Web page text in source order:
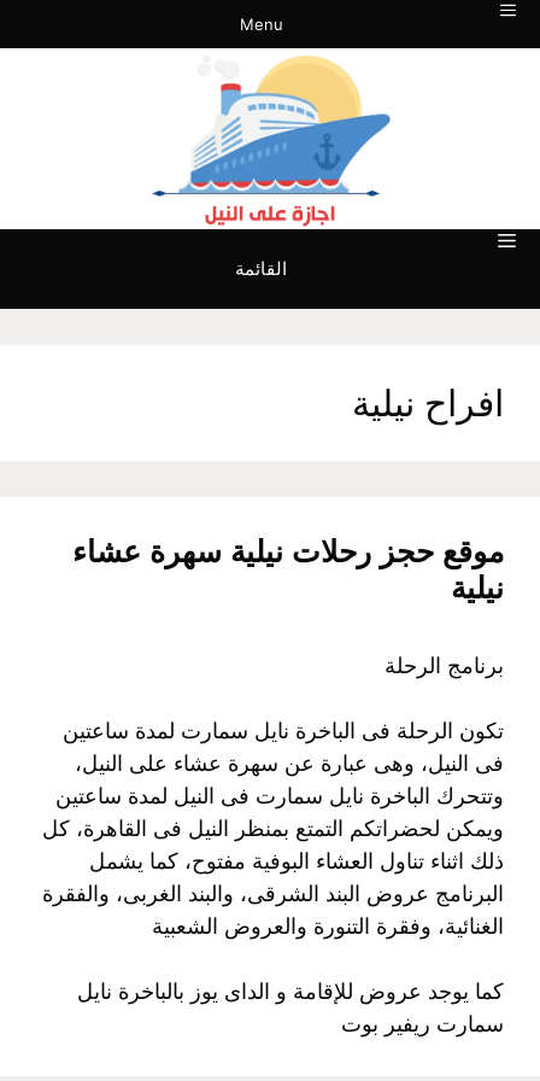
انتقل
إلى
Menu
القائمة
افراح نيلية
موقع حجز رحلات نيلية سهرة عشاء
نيلية
برنامج الرحلة
تكون الرحلة فى الباخرة نايل سمارت لمدة ساعتين
فى النيل، وهى عبارة عن سهرة عشاء على النيل،
وتتحرك الباخرة نايل سمارت فى النيل لمدة ساعتين
ويمكن لحضراتكم التمتع بمنظر النيل فى القاهرة، كل
ذلك اثناء تناول العشاء البوفية مفتوح، كما يشمل
البرنامج عروض البند الشرقى، والبند الغربى، والفقرة
الغنائية، وفقرة التنورة والعروض الشعبية
كما يوجد عروض للإقامة و الداى يوز بالباخرة نايل
سمارت ريفير بوت